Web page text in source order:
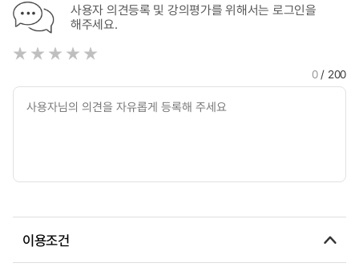
사용자 의견등록 및 강의평가를 위해서는 로그인을
해주세요.
0/ 200
이용조건